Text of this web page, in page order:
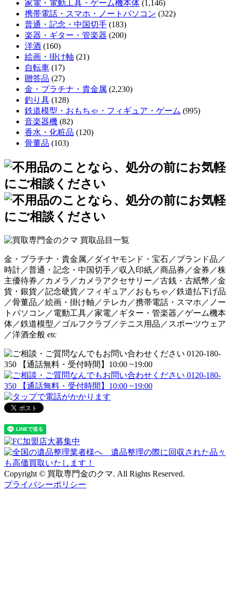
家電・電動工具・ゲーム機本体 (1,146)
携帯電話・スマホ・ノートパソコン (322)
普通・記念・中国切手 (183)
楽器・ギター・管楽器 (200)
洋酒 (160)
絵画・掛け軸 (21)
自転車 (17)
贈答品 (27)
金・プラチナ・貴金属 (2,230)
釣り具 (128)
鉄道模型・おもちゃ・フィギュア・ゲーム (995)
音楽器機 (82)
香水・化粧品 (120)
骨董品 (103)
金・プラチナ・貴金属／ダイヤモンド・宝石／ブランド品／
時計／普通・記念・中国切手／収入印紙／商品券／金券／株
主優待券／カメラ／カメラアクセサリー／古銭・古紙幣／金
貨・銀貨／記念硬貨／フィギュア／おもちゃ／鉄道払下げ品
／骨董品／絵画・掛け軸／テレカ／携帯電話・スマホ／ノー
トパソコン／電動工具／家電／ギター・管楽器／ゲーム機本
体／鉄道模型／ゴルフクラブ／テニス用品／スポーツウェア
／洋酒全般 etc
Copyright © 買取専門金のクマ. All Rights Reserved.
プライバシーポリシー